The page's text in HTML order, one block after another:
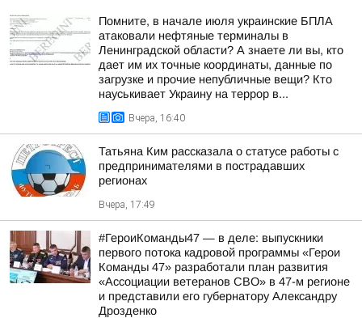
Помните, в начале июля украинские БПЛА
атаковали нефтяные терминалы в
Ленинградской области? А знаете ли вы, кто
дает им их точные координаты, данные по
загрузке и прочие непубличные вещи? Кто
науськивает Украину на террор в...
Вчера, 16:40
Татьяна Ким рассказала о статусе работы с
предпринимателями в пострадавших
регионах
Вчера, 17:49
#ГероиКоманды47 — в деле: выпускники
первого потока кадровой программы «Герои
Команды 47» разработали план развития
«Ассоциации ветеранов СВО» в 47-м регионе
и представили его губернатору Александру
Дрозденко